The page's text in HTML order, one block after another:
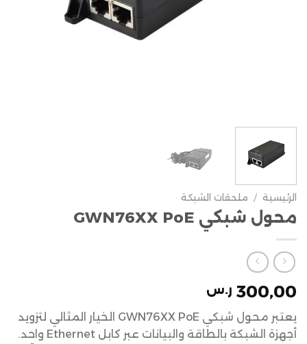
الرئيسية / ملحقات الشبكة
محول شبكي GWN76XX PoE
300,00 ر.س
يعتبر محول شبكي GWN76XX PoE الخيار المثالي لتزويد
أجهزة الشبكة بالطاقة والبيانات عبر كابل Ethernet واحد.